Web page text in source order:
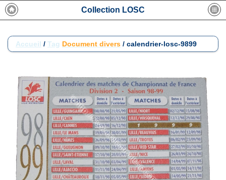
Collection LOSC
Accueil / Tag Document divers / calendrier-losc-9899